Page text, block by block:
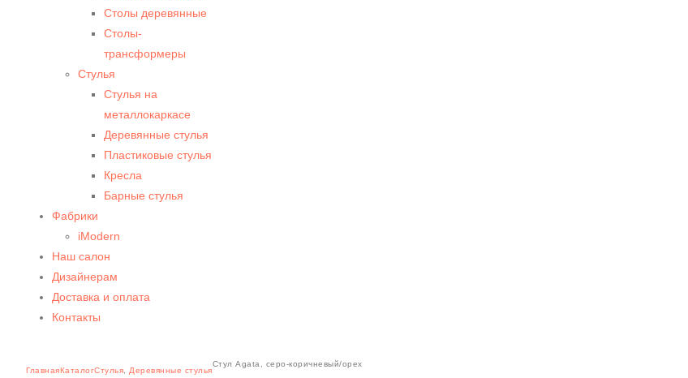
Столы деревянные
Столы-
трансформеры
Стулья
Стулья на
металлокаркасе
Деревянные стулья
Пластиковые стулья
Кресла
Барные стулья
Фабрики
iModern
Наш салон
Дизайнерам
Доставка и оплата
Контакты
ГлавнаяКаталогСтулья Деревянные стулья
Стул Agata, серо-коричневый/орех